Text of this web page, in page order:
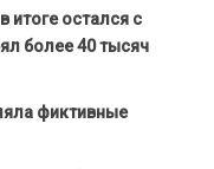
итоге остался с
более 40 тысяч
фиктивные